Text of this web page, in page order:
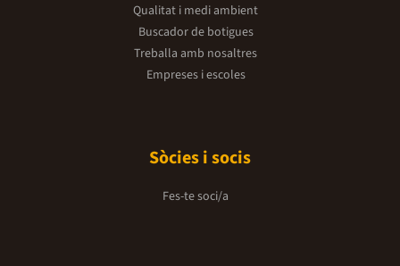
Qualitat i medi ambient
Buscador de botigues
Treballa amb nosaltres
Empreses i escoles
Sòcies i socis
Fes-te soci/a